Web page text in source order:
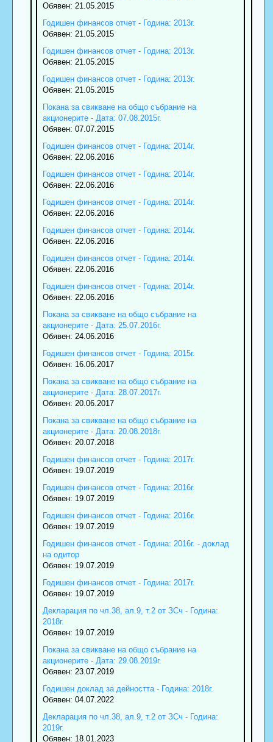
Обявен: 21.05.2015
Годишен финансов отчет - Година: 2013г.
Обявен: 21.05.2015
Годишен финансов отчет - Година: 2013г.
Обявен: 21.05.2015
Годишен финансов отчет - Година: 2013г.
Обявен: 21.05.2015
Покана за свикване на общо събрание на
акционерите - Дата: 07.08.2015г.
Обявен: 07.07.2015
Годишен финансов отчет - Година: 2014г.
Обявен: 22.06.2016
Годишен финансов отчет - Година: 2014г.
Обявен: 22.06.2016
Годишен финансов отчет - Година: 2014г.
Обявен: 22.06.2016
Годишен финансов отчет - Година: 2014г.
Обявен: 22.06.2016
Годишен финансов отчет - Година: 2014г.
Обявен: 22.06.2016
Годишен финансов отчет - Година: 2014г.
Обявен: 22.06.2016
Покана за свикване на общо събрание на
акционерите - Дата: 25.07.2016г.
Обявен: 24.06.2016
Годишен финансов отчет - Година: 2015г.
Обявен: 16.06.2017
Покана за свикване на общо събрание на
акционерите - Дата: 28.07.2017г.
Обявен: 20.06.2017
Покана за свикване на общо събрание на
акционерите - Дата: 20.08.2018г.
Обявен: 20.07.2018
Годишен финансов отчет - Година: 2017г.
Обявен: 19.07.2019
Годишен финансов отчет - Година: 2016г.
Обявен: 19.07.2019
Годишен финансов отчет - Година: 2016г.
Обявен: 19.07.2019
Годишен финансов отчет - Година: 2016г. - доклад
на одитор
Обявен: 19.07.2019
Годишен финансов отчет - Година: 2017г.
Обявен: 19.07.2019
Декларация по чл.38, ал.9, т.2 от ЗСч - Година:
2018г.
Обявен: 19.07.2019
Покана за свикване на общо събрание на
акционерите - Дата: 29.08.2019г.
Обявен: 23.07.2019
Годишен доклад за дейността - Година: 2018г.
Обявен: 04.07.2022
Декларация по чл.38, ал.9, т.2 от ЗСч - Година:
2019г.
Обявен: 18.01.2023